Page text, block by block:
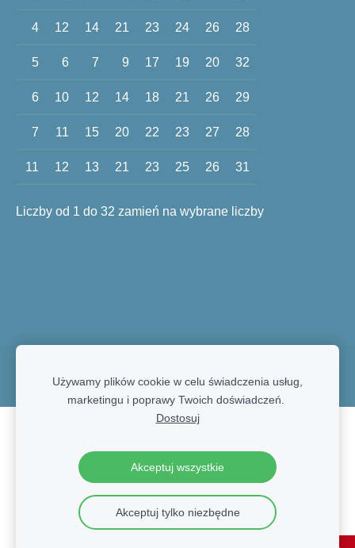
4 12 14 21 23 24 26 28
5 6 7 9 17 19 20 32
6 10 12 14 18 21 26 29
7 11 15 20 22 23 27 28
11 12 13 21 23 25 26 31
Liczby od 1 do 32 zamień na wybrane liczby
Używamy plików cookie w celu świadczenia usług,
marketingu i poprawy Twoich doświadczeń.
Dostosuj
Akceptuj wszystkie
Akceptuj tylko niezbędne